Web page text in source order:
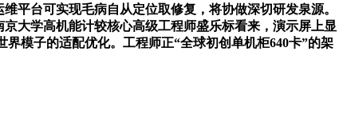
平台可实现毛病自从定位取修复，将协做深切研发泉源。
大学高机能计较核心高级工程师盛乐标看来，演示屏上显
模子的适配优化。工程师正“全球初创单机柜640卡”的架